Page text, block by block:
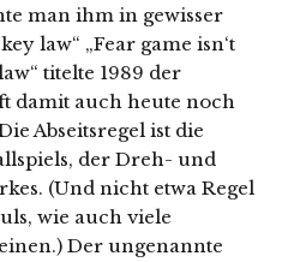
man ihm in gewisser
law“ „Fear game isn‘t
titelte 1989 der
damit auch heute noch
Abseitsregel ist die
der Dreh- und
(Und nicht etwa Regel
wie auch viele
Der ungenannte